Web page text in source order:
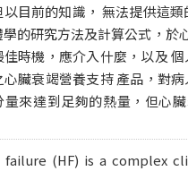
以目前的知識， 無法提供這
的研究方法及計算公式，於
佳時機，應介入什麼，以及
心臟衰竭營養支持 產品，對
量來達到足夠的熱量，但心
failure (HF) is a complex